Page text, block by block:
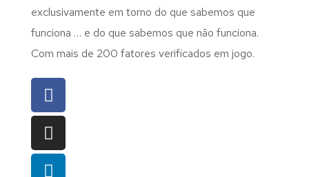
exclusivamente em torno do que sabemos que
funciona … e do que sabemos que não funciona.
Com mais de 200 fatores verificados em jogo.